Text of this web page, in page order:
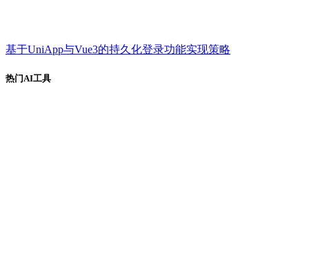
基于UniApp与Vue3的持久化登录功能实现策略
热门AI工具